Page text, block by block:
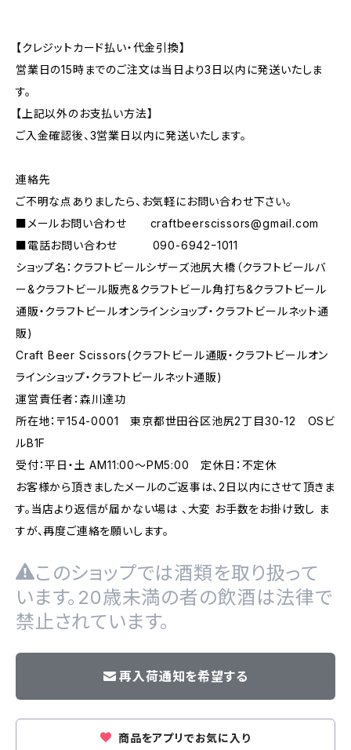
【クレジットカード払い・代金引換】
営業日の15時までのご注文は当日より3日以内に発送いたしま
す。
【上記以外のお支払い方法】
ご入金確認後、3営業日以内に発送いたします。
連絡先
ご不明な点ありましたら、お気軽にお問い合わせ下さい。
■メールお問い合わせ craftbeerscissors@gmail.com
■電話お問い合わせ 090-6942ｰ1011
ショップ名：クラフトビールシザーズ池尻大橋（クラフトビールバ
ー&クラフトビール販売&クラフトビール角打ち&クラフトビール
通販・クラフトビールオンラインショップ・クラフトビールネット通
販)
Craft Beer Scissors(クラフトビール通販・クラフトビールオン
ラインショップ・クラフトビールネット通販)
運営責任者：森川達功
所在地：〒154-0001 東京都世田谷区池尻2丁目30-12 OSビ
ルB1F
受付：平日・土 AM11:00～PM5:00 定休日：不定休
お客様から頂きましたメールのご返事は、2日以内にさせて頂きま
す。当店より返信が届かない場は 、大変 お手数をお掛け致し ま
すが、再度ご連絡を願いします。
このショップでは酒類を取り扱って
います。20歳未満の者の飲酒は法律で
禁止されています。
再入荷通知を希望する
商品をアプリでお気に入り